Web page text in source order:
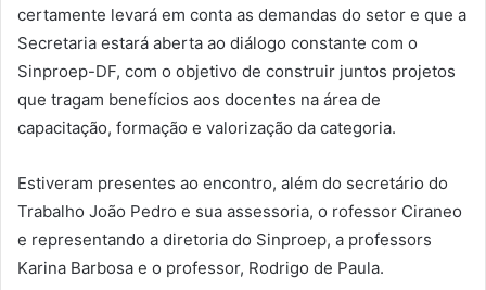
certamente levará em conta as demandas do setor e que a
Secretaria estará aberta ao diálogo constante com o
Sinproep-DF, com o objetivo de construir juntos projetos
que tragam benefícios aos docentes na área de
capacitação, formação e valorização da categoria.
Estiveram presentes ao encontro, além do secretário do
Trabalho João Pedro e sua assessoria, o rofessor Ciraneo
e representando a diretoria do Sinproep, a professors
Karina Barbosa e o professor, Rodrigo de Paula.